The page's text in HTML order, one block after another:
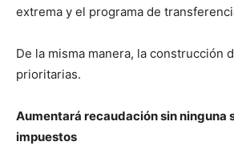
extrema y el programa de
De la misma manera, la construcción
prioritarias.
Aumentará recaudación sin ninguna
impuestos